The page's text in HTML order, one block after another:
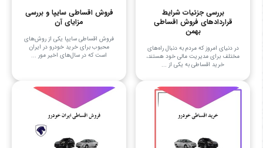
بررسی جزئیات شرایط
قراردادهای فروش اقساطی
بهمن
در دنیای امروز که مردم به دنبال راه‌های
مختلف برای مدیریت مالی خود هستند،
خرید اقساطی به یکی از ...
فروش اقساطی سایپا و بررسی
مزایای آن
فروش اقساطی سایپا یکی از روش‌های
محبوب برای خرید خودرو در ایران
است که در سال‌های اخیر مور ...